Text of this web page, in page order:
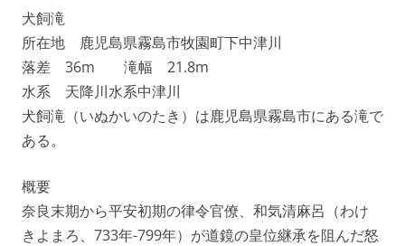
犬飼滝
所在地 鹿児島県霧島市牧園町下中津川
落差 36m 滝幅 21.8m
水系 天降川水系中津川
犬飼滝（いぬかいのたき）は鹿児島県霧島市にある滝で
ある。
概要
奈良末期から平安初期の律令官僚、和気清麻呂（わけ
きよまろ、733年-799年）が道鏡の皇位継承を阻んだ怒